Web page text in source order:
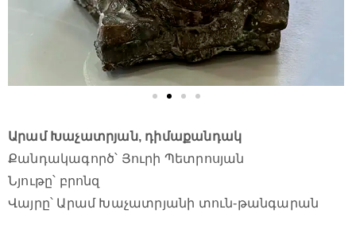
Արամ Խաչատրյան, դիմաքանդակ
Քանդակագործ՝ Յուրի Պետրոսյան
Նյութը՝ բրոնզ
Վայրը՝ Արամ Խաչատրյանի տուն-թանգարան